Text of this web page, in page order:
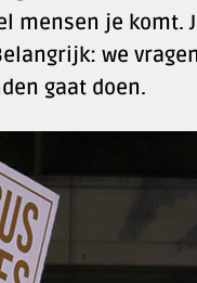
mensen je komt.
we
gaat doen.